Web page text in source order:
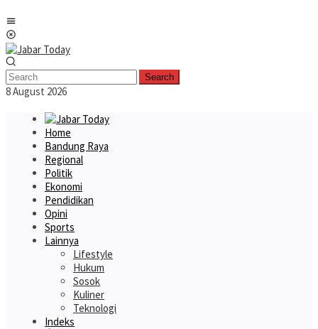
to
content
Search
8 August 2026
Home
Bandung Raya
Regional
Politik
Ekonomi
Pendidikan
Opini
Sports
Lainnya
Lifestyle
Hukum
Sosok
Kuliner
Teknologi
Indeks